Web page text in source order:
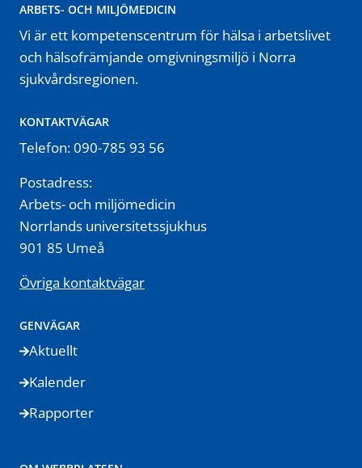
ARBETS- OCH MILJÖMEDICIN
Vi är ett kompetenscentrum för hälsa i arbetslivet
och hälsofrämjande omgivningsmiljö i Norra
sjukvårdsregionen.
KONTAKTVÄGAR
Telefon: 090-785 93 56
Postadress:
Arbets- och miljömedicin
Norrlands universitetssjukhus
901 85 Umeå
Övriga kontaktvägar
GENVÄGAR
Aktuellt
Kalender
Rapporter